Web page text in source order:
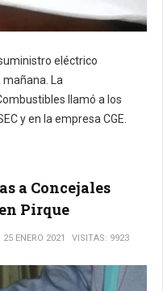
eléctrico
mañana. La
llamó a los
y en la empresa CGE.
a Concejales
Pirque
25 ENERO 2021 VISITAS: 9923